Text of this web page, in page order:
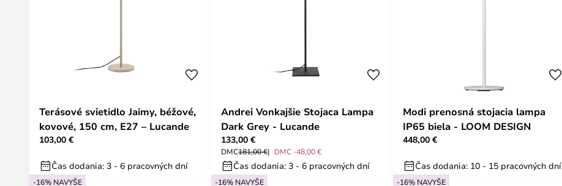
Terásové svietidlo Jaimy, béžové,
kovové, 150 cm, E27 – Lucande
103,00 €
Čas dodania: 3 - 6 pracovných dní
Andrei Vonkajšie Stojaca Lampa
Dark Grey - Lucande
133,00 €
DMC181,00 € DMC -48,00 €
Čas dodania: 3 - 6 pracovných dní
Modi prenosná stojacia lampa
IP65 biela - LOOM DESIGN
448,00 €
Čas dodania: 10 - 15 pracovných dní
-16% NAVYŠE -16% NAVYŠE -16% NAVYŠE